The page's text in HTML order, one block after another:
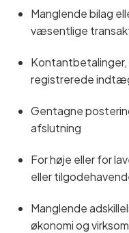
Manglende bilag
væsentlige
Kontantbetalinger,
registrerede
Gentagne
afslutning
For høje eller for
eller
Manglende
økonomi og